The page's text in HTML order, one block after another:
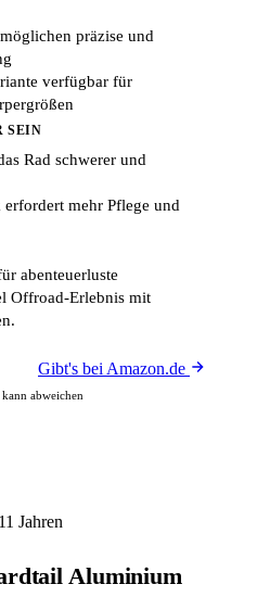
präzise und
verfügbar für
SEIN
Rad schwerer und
mehr Pflege und
abenteuerluste
Offroad-Erlebnis mit
Gibt's bei Amazon.de
abweichen
Jahren
Aluminium